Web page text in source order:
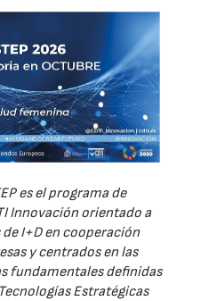
es el programa de
Innovación orientado a
I+D en cooperación
y centrados en las
fundamentales definidas
Estratégicas